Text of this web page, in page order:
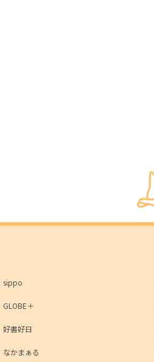
sippo
GLOBE＋
好書好日
なかまぁる